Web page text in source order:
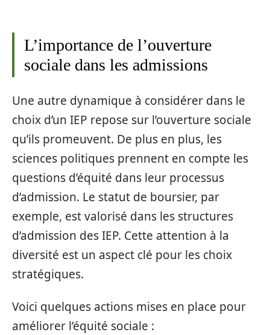
L’importance de l’ouverture
sociale dans les admissions
Une autre dynamique à considérer dans le
choix d’un IEP repose sur l’ouverture sociale
qu’ils promeuvent. De plus en plus, les
sciences politiques prennent en compte les
questions d’équité dans leur processus
d’admission. Le statut de boursier, par
exemple, est valorisé dans les structures
d’admission des IEP. Cette attention à la
diversité est un aspect clé pour les choix
stratégiques.
Voici quelques actions mises en place pour
améliorer l’équité sociale :